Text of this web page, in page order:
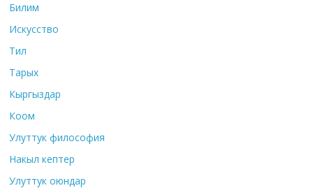
Билим
Искусство
Тил
Тарых
Кыргыздар
Коом
Улуттук философия
Накыл кептер
Улуттук оюндар